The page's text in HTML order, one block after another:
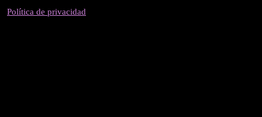
Política de privacidad